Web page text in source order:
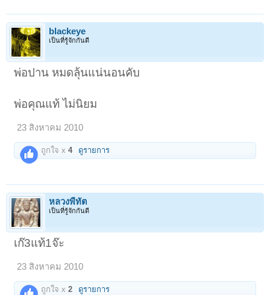
blackeye
เป็นที่รู้จักกันดี
พ่อปาน หมดลุ้นแน่นอนคับ
พ่อคุณแท้ ไม่นิยม
23 สิงหาคม 2010
ถูกใจ x4 ดูรายการ
หลวงพี่ทัต
เป็นที่รู้จักกันดี
เก๊3แท้1จ๊ะ
23 สิงหาคม 2010
ถูกใจ x2 ดูรายการ